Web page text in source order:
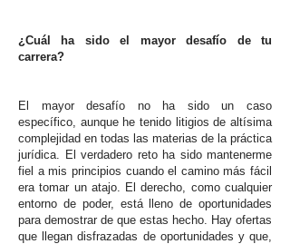
¿Cuál ha sido el mayor desafío de tu
carrera?
El mayor desafío no ha sido un caso
específico, aunque he tenido litigios de altísima
complejidad en todas las materias de la práctica
jurídica. El verdadero reto ha sido mantenerme
fiel a mis principios cuando el camino más fácil
era tomar un atajo. El derecho, como cualquier
entorno de poder, está lleno de oportunidades
para demostrar de que estas hecho. Hay ofertas
que llegan disfrazadas de oportunidades y que,